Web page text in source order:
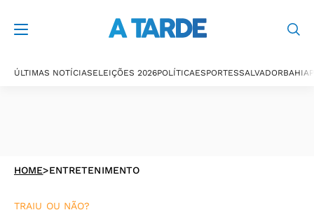
ÚLTIMAS NOTÍCIASELEIÇÕES 2026POLÍTICAESPORTESSALVADORBAHIA
HOME>ENTRETENIMENTO
TRAIU OU NÃO?